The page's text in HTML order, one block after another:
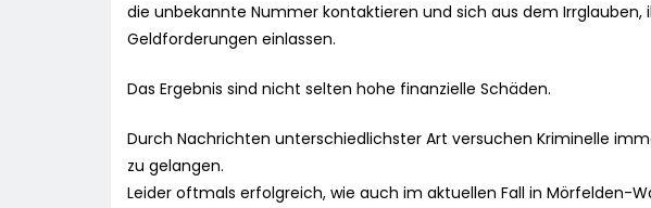
die unbekannte Nummer kontaktieren und sich aus dem
Geldforderungen einlassen.
Das Ergebnis sind nicht selten hohe finanzielle Schäden.
Durch Nachrichten unterschiedlichster Art versuchen Kriminelle
zu gelangen.
Leider oftmals erfolgreich, wie auch im aktuellen Fall in Mörfelden-